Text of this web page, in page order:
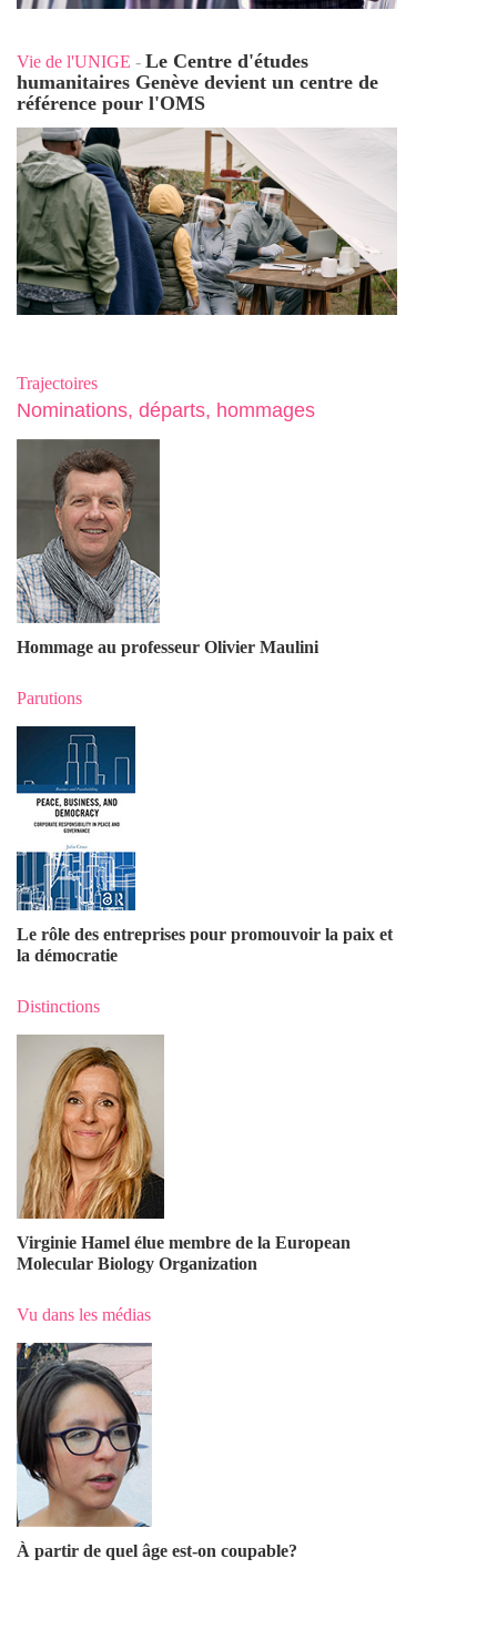
Vie de l'UNIGE - Le Centre d'études
humanitaires Genève devient un centre de
référence pour l'OMS
Trajectoires
Nominations, départs, hommages
Hommage au professeur Olivier Maulini
Parutions
Le rôle des entreprises pour promouvoir la paix et
la démocratie
Distinctions
Virginie Hamel élue membre de la European
Molecular Biology Organization
Vu dans les médias
À partir de quel âge est-on coupable?